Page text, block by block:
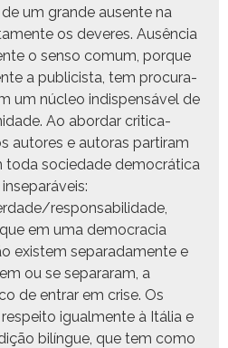
um grande ausente na
os deveres. Ausên­cia
o sen­so comum, porque
a pub­licista, tem procu­ra­
um núcleo indis­pen­sáv­el de
Ao abor­dar criti­ca­
autores e autoras par­ti­ram
toda sociedade democráti­ca
responsabilidade,
em uma democ­ra­cia
exis­tem sep­a­rada­mente e
ou se sep­a­raram, a
de entrar em crise. Os
igual­mente à Itália e
bilíngue, que tem como